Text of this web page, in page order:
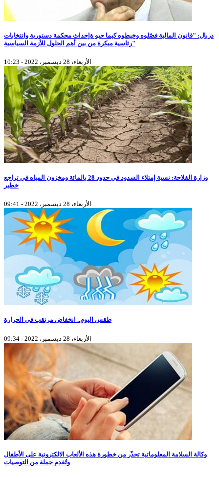
دربال: "قانون المالية فصّلوه وخيطوه كيما حبو ةإحداث محكمة دستورية وانتخابات
رئاسية مبكرة من بين أهم الحلول للأزمة السياسية"
الأربعاء، 28 ديسمبر، 2022 - 10:23
وزارة الفلاحة: نسبة إمتلاء السدود في حدود 28 بالمائة ومخزون المياه في تراجع
خطير
الأربعاء، 28 ديسمبر، 2022 - 09:41
طقس اليوم.. انخفاض مرتقب في الحرارة
الأربعاء، 28 ديسمبر، 2022 - 09:34
وكالة السلامة المعلوماتية تحذّر من خطورة هذه الألعاب الالكترونية على الأطفال
وتُقدم جملة من التوصيات